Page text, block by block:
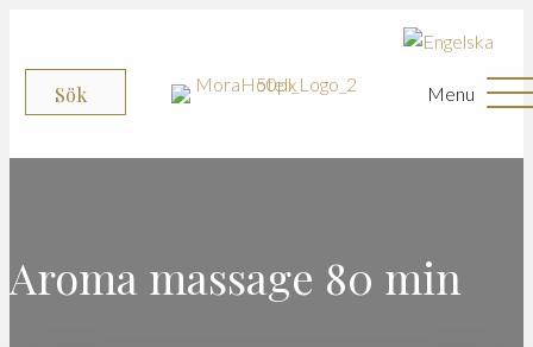
Sök Menu
Aroma massage 80 min